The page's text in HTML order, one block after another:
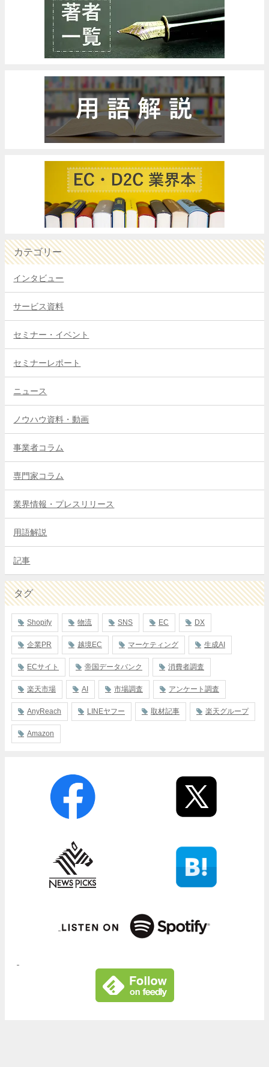
カテゴリー
インタビュー
サービス資料
セミナー・イベント
セミナーレポート
ニュース
ノウハウ資料・動画
事業者コラム
専門家コラム
業界情報・プレスリリース
用語解説
記事
タグ
Shopify 物流 SNS EC DX
企業PR 越境EC マーケティング 生成AI
ECサイト 帝国データバンク 消費者調査
楽天市場 AI 市場調査 アンケート調査
AnyReach LINEヤフー 取材記事 楽天グループ
Amazon